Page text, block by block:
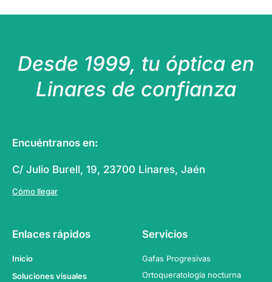
Desde 1999, tu óptica en
Linares de confianza
Encuéntranos en:
C/ Julio Burell, 19, 23700 Linares, Jaén
Cómo llegar
Enlaces rápidos
Inicio
Soluciones visuales
Servicios
Gafas Progresivas
Ortoqueratología nocturna